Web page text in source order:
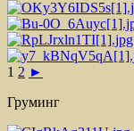
1 2 ►
Груминг